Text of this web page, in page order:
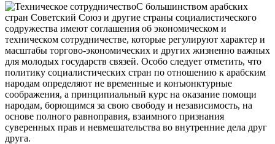
С большинством арабских
стран Советский Союз и другие страны социалистического
содружества имеют соглашения об экономическом и
техническом сотрудничестве, которые регулируют характер и
масштабы торгово-экономических и других жизненно важных
для молодых государств связей. Особо следует отметить, что
политику социалистических стран по отношению к арабским
народам определяют не временные и конъюнктурные
соображения, а принципиальный курс на оказание помощи
народам, борющимся за свою свободу и независимость, на
основе полного равноправия, взаимного признания
суверенных прав и невмешательства во внутренние дела друг
друга.